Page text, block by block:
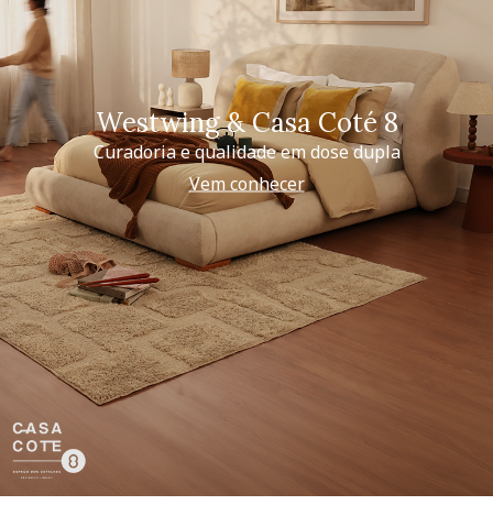
Westwing & Casa Coté 8
Curadoria e qualidade em dose dupla
Vem conhecer